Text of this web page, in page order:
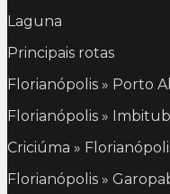
Laguna
Principais rotas
Florianópolis » Porto
Florianópolis »
Criciúma »
Florianópolis »